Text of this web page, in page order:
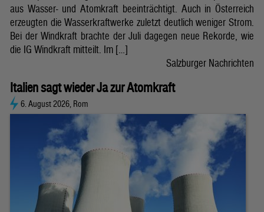
aus Wasser- und Atomkraft beeinträchtigt. Auch in Österreich
erzeugten die Wasserkraftwerke zuletzt deutlich weniger Strom.
Bei der Windkraft brachte der Juli dagegen neue Rekorde, wie
die IG Windkraft mitteilt. Im […]
Salzburger Nachrichten
Italien sagt wieder Ja zur Atomkraft
6. August 2026, Rom